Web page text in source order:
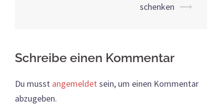
schenken ⟶
Schreibe einen Kommentar
Du musst angemeldet sein, um einen Kommentar
abzugeben.